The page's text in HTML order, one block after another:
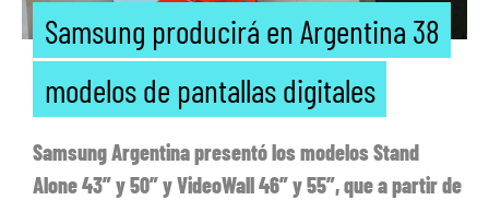
Samsung producirá en Argentina 38
modelos de pantallas digitales
Samsung Argentina presentó los modelos Stand
Alone 43” y 50” y VideoWall 46” y 55”, que a partir de